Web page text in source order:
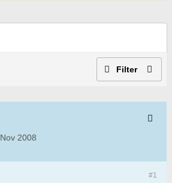
Filter
Nov 2008
#1